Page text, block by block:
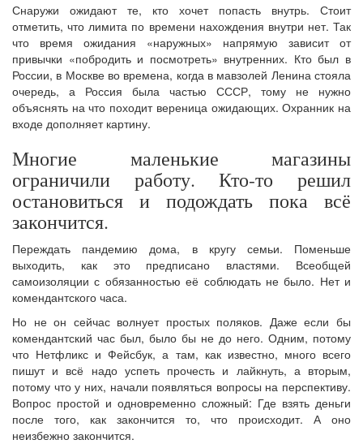
Снаружи ожидают те, кто хочет попасть внутрь. Стоит
отметить, что лимита по времени нахождения внутри нет. Так
что время ожидания «наружных» напрямую зависит от
привычки «побродить и посмотреть» внутренних. Кто был в
России, в Москве во времена, когда в мавзолей Ленина стояла
очередь, а Россия была частью СССР, тому не нужно
объяснять на что походит вереница ожидающих. Охранник на
входе дополняет картину.
Многие маленькие магазины
ограничили работу. Кто-то решил
остановиться и подождать пока всё
закончится.
Переждать пандемию дома, в кругу семьи. Поменьше
выходить, как это предписано властями. Всеобщей
самоизоляции с обязанностью её соблюдать не было. Нет и
комендантского часа.
Но не он сейчас волнует простых поляков. Даже если бы
комендантский час был, было бы не до него. Одним, потому
что Нетфликс и Фейсбук, а там, как известно, много всего
пишут и всё надо успеть прочесть и лайкнуть, а вторым,
потому что у них, начали появляться вопросы на перспективу.
Вопрос простой и одновременно сложный: Где взять деньги
после того, как закончится то, что происходит. А оно
неизбежно закончится.